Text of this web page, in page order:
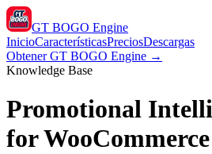
GT BOGO Engine
InicioCaracterísticasPreciosDescargas
Obtener GT BOGO Engine →
Knowledge Base
Promotional
for WooCommerce